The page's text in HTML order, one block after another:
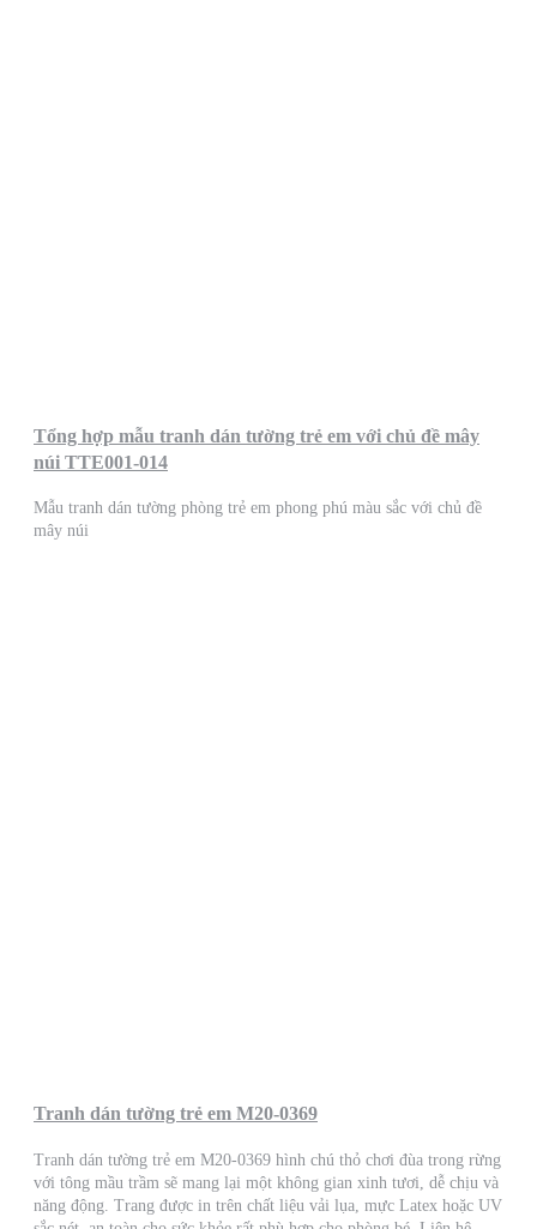
Tổng hợp mẫu tranh dán tường trẻ em với chủ đề mây
núi TTE001-014
Mẫu tranh dán tường phòng trẻ em phong phú màu sắc với chủ đề
mây núi
Tranh dán tường trẻ em M20-0369
Tranh dán tường trẻ em M20-0369 hình chú thỏ chơi đùa trong rừng
với tông mầu trầm sẽ mang lại một không gian xinh tươi, dễ chịu và
năng động. Trang được in trên chất liệu vải lụa, mực Latex hoặc UV